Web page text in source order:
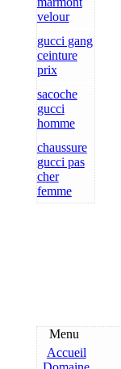
velour
gucci gang
ceinture
prix
sacoche
gucci
homme
chaussure
gucci pas
cher
femme
Menu
Accueil